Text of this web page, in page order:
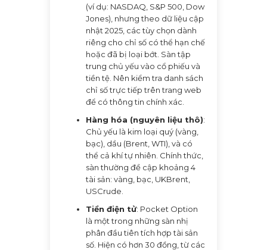
(ví dụ: NASDAQ, S&P 500, Dow
Jones), nhưng theo dữ liệu cập
nhật 2025, các tùy chọn dành
riêng cho chỉ số có thể hạn chế
hoặc đã bị loại bớt. Sàn tập
trung chủ yếu vào cổ phiếu và
tiền tệ. Nên kiểm tra danh sách
chỉ số trực tiếp trên trang web
để có thông tin chính xác.
Hàng hóa (nguyên liệu thô):
Chủ yếu là kim loại quý (vàng,
bạc), dầu (Brent, WTI), và có
thể cả khí tự nhiên. Chính thức,
sàn thường đề cập khoảng 4
tài sản: vàng, bạc, UKBrent,
USCrude.
Tiền điện tử: Pocket Option
là một trong những sàn nhị
phân đầu tiên tích hợp tài sản
số. Hiện có hơn 30 đồng, từ các